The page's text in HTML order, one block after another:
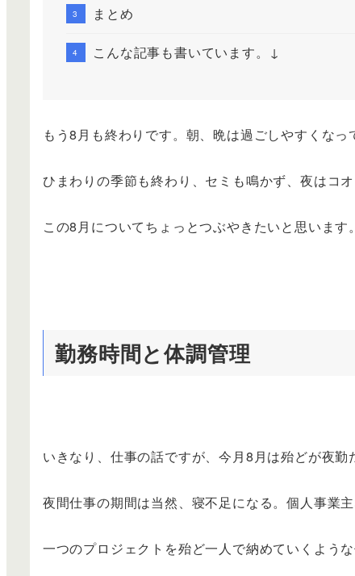
まとめ
こんな記事も書いています。↓
もう8月も終わりです。朝、晩は過ごしやすくなっ
ひまわりの季節も終わり、セミも鳴かず、夜はコオ
この8月についてちょっとつぶやきたいと思います。
勤務時間と体調管理
いきなり、仕事の話ですが、今月8月は殆どが夜勤
夜間仕事の期間は当然、寝不足になる。個人事業
一つのプロジェクトを殆ど一人で納めていくよう